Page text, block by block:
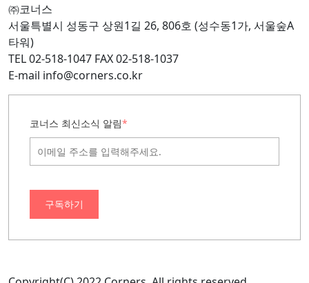
㈜코너스
서울특별시 성동구 상원1길 26, 806호 (성수동1가, 서울숲A
타워)
TEL 02-518-1047 FAX 02-518-1037
E-mail info@corners.co.kr
코너스 최신소식 알림*
구독하기